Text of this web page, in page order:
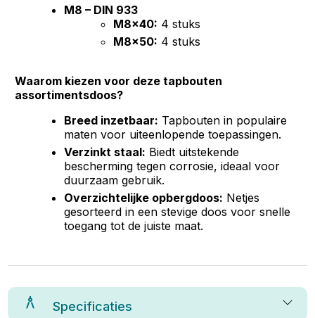
M8 – DIN 933
M8x40: 4 stuks
M8x50: 4 stuks
Waarom kiezen voor deze tapbouten
assortimentsdoos?
Breed inzetbaar: Tapbouten in populaire
maten voor uiteenlopende toepassingen.
Verzinkt staal: Biedt uitstekende
bescherming tegen corrosie, ideaal voor
duurzaam gebruik.
Overzichtelijke opbergdoos: Netjes
gesorteerd in een stevige doos voor snelle
toegang tot de juiste maat.
Specificaties